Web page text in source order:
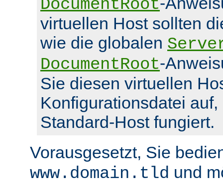
DocumentRoot
virtuellen Host sollten
wie die globalen
DocumentRoot-
Sie diesen virtuellen
Konfigurationsdatei
Standard-Host fungiert.
Vorausgesetzt, Sie
www.domain.tld und